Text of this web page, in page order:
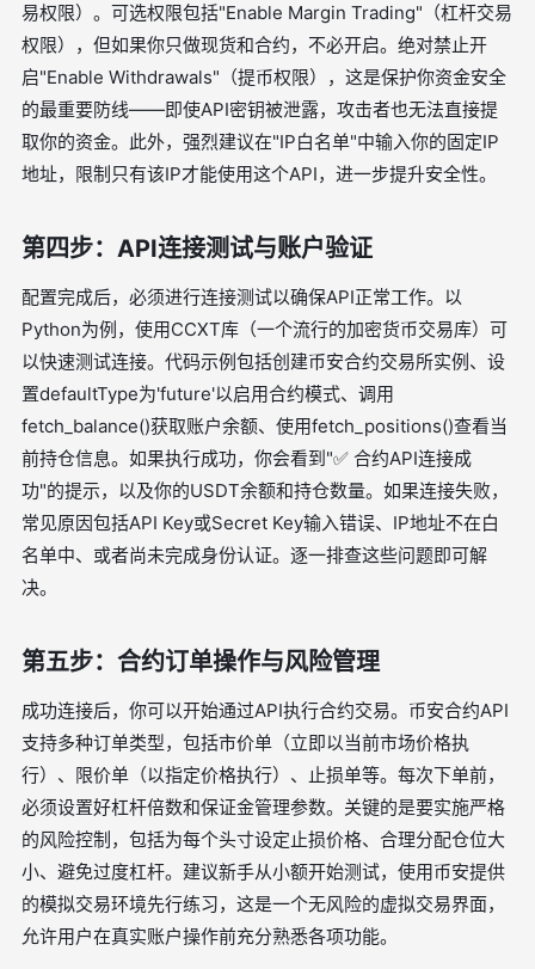
易权限）。可选权限包括"Enable Margin Trading"（杠杆交易
权限），但如果你只做现货和合约，不必开启。绝对禁止开
启"Enable Withdrawals"（提币权限），这是保护你资金安全
的最重要防线——即使API密钥被泄露，攻击者也无法直接提
取你的资金。此外，强烈建议在"IP白名单"中输入你的固定IP
地址，限制只有该IP才能使用这个API，进一步提升安全性。
第四步：API连接测试与账户验证
配置完成后，必须进行连接测试以确保API正常工作。以
Python为例，使用CCXT库（一个流行的加密货币交易库）可
以快速测试连接。代码示例包括创建币安合约交易所实例、设
置defaultType为'future'以启用合约模式、调用
fetch_balance()获取账户余额、使用fetch_positions()查看当
前持仓信息。如果执行成功，你会看到"✅ 合约API连接成
功"的提示，以及你的USDT余额和持仓数量。如果连接失败，
常见原因包括API Key或Secret Key输入错误、IP地址不在白
名单中、或者尚未完成身份认证。逐一排查这些问题即可解
决。
第五步：合约订单操作与风险管理
成功连接后，你可以开始通过API执行合约交易。币安合约API
支持多种订单类型，包括市价单（立即以当前市场价格执
行）、限价单（以指定价格执行）、止损单等。每次下单前，
必须设置好杠杆倍数和保证金管理参数。关键的是要实施严格
的风险控制，包括为每个头寸设定止损价格、合理分配仓位大
小、避免过度杠杆。建议新手从小额开始测试，使用币安提供
的模拟交易环境先行练习，这是一个无风险的虚拟交易界面，
允许用户在真实账户操作前充分熟悉各项功能。